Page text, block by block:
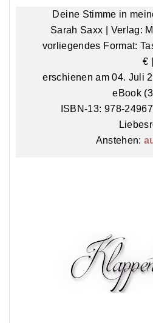
Deine Stimme in
Sarah Saxx | Verlag:
vorliegendes Format:
€ |
erschienen am 04. Juli
eBook
ISBN-13: 978-
Anstehen: